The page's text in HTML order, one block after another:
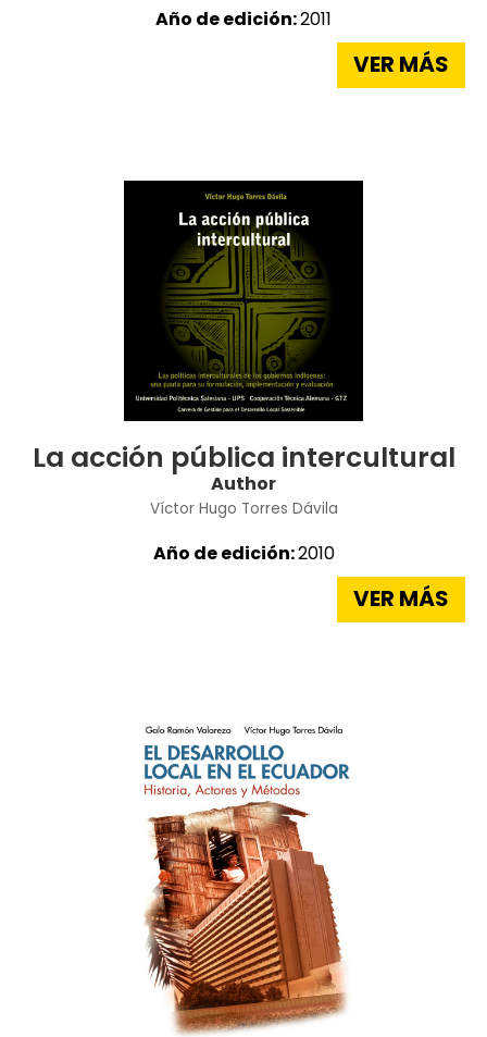
Año de edición:2011
VER MÁS
La acción pública intercultural
Author
Víctor Hugo Torres Dávila
Año de edición:2010
VER MÁS